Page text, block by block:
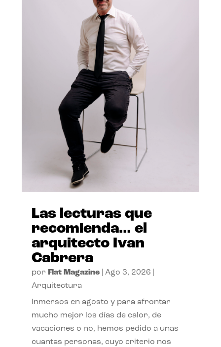
Las lecturas que
recomienda… el
arquitecto Ivan
Cabrera
por Flat Magazine| Ago 3, 2026
Arquitectura
Inmersos en agosto y para afrontar
mucho mejor los días de calor, de
vacaciones o no, hemos pedido a unas
cuantas personas, cuyo criterio nos